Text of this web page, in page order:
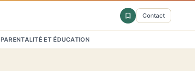
Contact
PARENTALITÉ ET ÉDUCATION